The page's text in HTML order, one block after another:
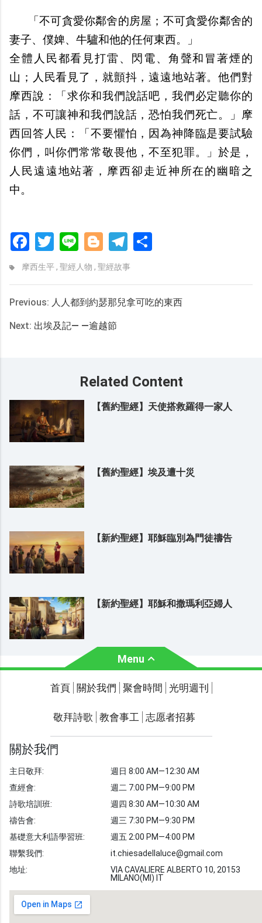
「不可貪愛你鄰舍的房屋；不可貪愛你鄰舍的
妻子、僕婢、牛驢和他的任何東西。」
全體人民都看見打雷、閃電、角聲和冒著煙的
山；人民看見了，就顫抖，遠遠地站著。他們對
摩西說：「求你和我們說話吧，我們必定聽你的
話，不可讓神和我們說話，恐怕我們死亡。」摩
西回答人民：「不要懼怕，因為神降臨是要試驗
你們，叫你們常常敬畏他，不至犯罪。」於是，
人民遠遠地站著，摩西卻走近神所在的幽暗之
中。
FacebookTwitter Line Blogger Telegram
摩西生平 , 聖經人物 , 聖經故事
Previous: 人人都到約瑟那兒拿可吃的東西
Next: 出埃及記— —逾越節
Related Content
【舊約聖經】天使搭救羅得一家人
【舊約聖經】埃及遭十災
【新約聖經】耶穌臨別為門徒禱告
【新約聖經】耶穌和撒瑪利亞婦人
Menu
關於我們 聚會時間
光明週刊 學習聖經
聖經故事
敬拜詩歌 圖庫
聖經金句
教會事工 志愿者招募
首頁 關於我們 聚會時間 光明週刊
敬拜詩歌 教會事工 志愿者招募
關於我們
主日敬拜:
查經會:
詩歌培訓班:
禱告會:
基礎意大利語學習班:
聯繫我們:
地址:
週日 8:00 AM—12:30 AM
週二 7:00 PM—9:00 PM
週四 8:30 AM—10:30 AM
週三 7:30 PM—9:30 PM
週五 2:00 PM—4:00 PM
it.chiesadellaluce@gmail.com
VIA CAVALIERE ALBERTO 10, 20153
MILANO(MI) IT